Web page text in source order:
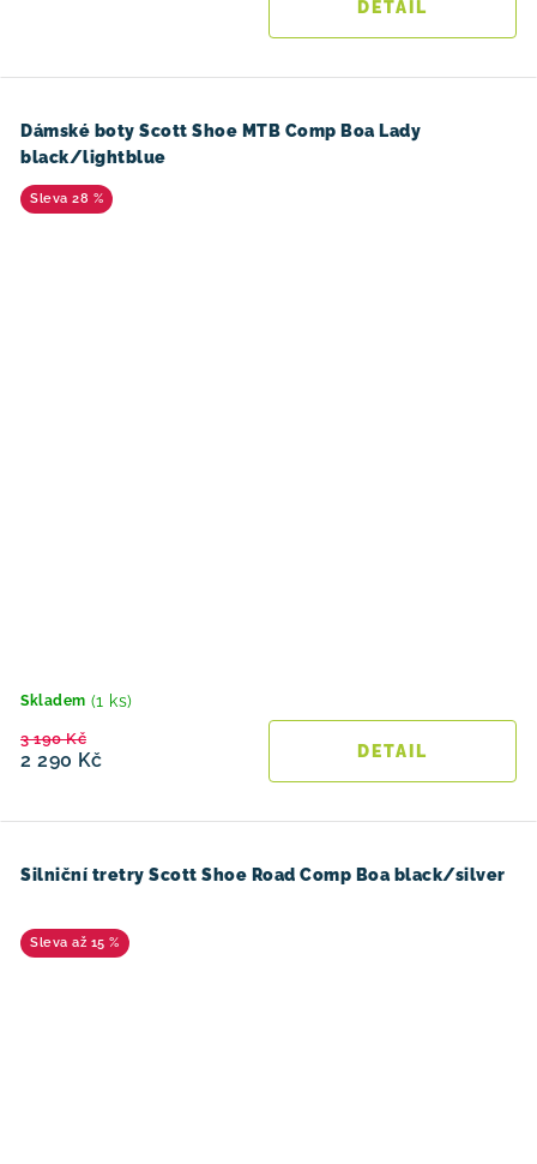
Dámské boty Scott Shoe MTB Comp Boa Lady
black/lightblue
28 %
Skladem (1 ks)
2 290 Kč
3 190 Kč
Silniční tretry Scott Shoe Road Comp Boa black/silver
až 15 %